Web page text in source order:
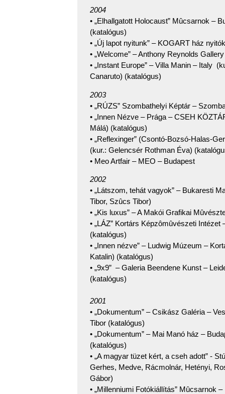
2004
• „Elhallgatott Holocaust” Mûcsarnok –
(katalógus)
• „Új lapot nyitunk” – KOGART ház
• „Welcome” – Anthony Reynolds
• „Instant Europe” – Villa Manin – Italy
Canaruto) (katalógus)
2003
• „RÚZS” Szombathelyi Képtár –
• „Innen Nézve – Prága – CSEH
Málá) (katalógus)
• „Reflexinger” (Csontó-Bozsó-Halas-
(kur.: Gelencsér Rothman Éva)
• Meo Artfair – MEO – Budapest
2002
• „Látszom, tehát vagyok” – Bukaresti
Tibor, Szûcs Tibor)
• „Kis luxus” – A Makói Grafikai
• „LÁZ” Kortárs Képzômûvészeti
(katalógus)
• „Innen nézve” – Ludwig Múzeum –
Katalin) (katalógus)
• „9x9” – Galeria Beendene Kunst –
(katalógus)
2001
• „Dokumentum” – Csikász Galéria –
Tibor (katalógus)
• „Dokumentum” – Mai Manó ház –
(katalógus)
• „A magyar tüzet kért, a cseh adott” -
Gerhes, Medve, Rácmolnár, Hetényi,
Gábor)
• „Millenniumi Fotókiállítás” Mûcsarnok